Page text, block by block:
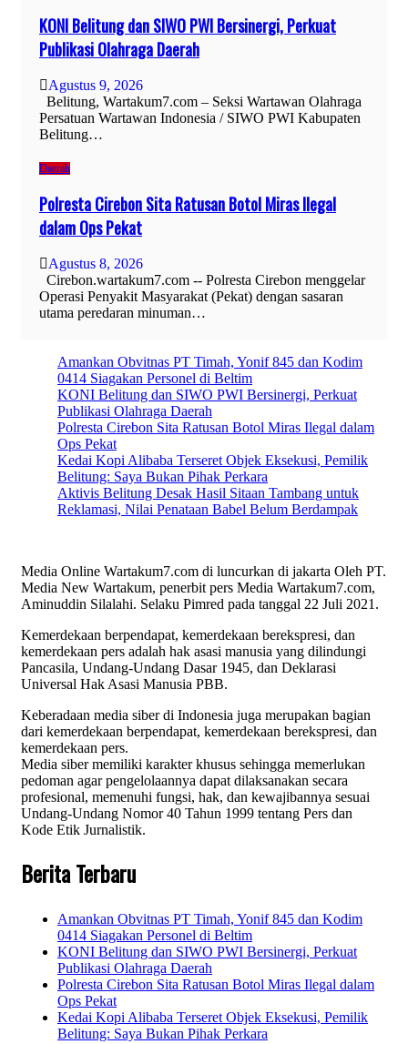
KONI Belitung dan SIWO PWI Bersinergi, Perkuat
Publikasi Olahraga Daerah
Agustus 9, 2026
Belitung, Wartakum7.com – Seksi Wartawan Olahraga
Persatuan Wartawan Indonesia / SIWO PWI Kabupaten
Belitung…
Daerah
Polresta Cirebon Sita Ratusan Botol Miras Ilegal
dalam Ops Pekat
Agustus 8, 2026
Cirebon.wartakum7.com -- Polresta Cirebon menggelar
Operasi Penyakit Masyarakat (Pekat) dengan sasaran
utama peredaran minuman…
Amankan Obvitnas PT Timah, Yonif 845 dan Kodim
0414 Siagakan Personel di Beltim
KONI Belitung dan SIWO PWI Bersinergi, Perkuat
Publikasi Olahraga Daerah
Polresta Cirebon Sita Ratusan Botol Miras Ilegal dalam
Ops Pekat
Kedai Kopi Alibaba Terseret Objek Eksekusi, Pemilik
Belitung: Saya Bukan Pihak Perkara
Aktivis Belitung Desak Hasil Sitaan Tambang untuk
Reklamasi, Nilai Penataan Babel Belum Berdampak
Media Online Wartakum7.com di luncurkan di jakarta Oleh PT.
Media New Wartakum, penerbit pers Media Wartakum7.com,
Aminuddin Silalahi. Selaku Pimred pada tanggal 22 Juli 2021.
Kemerdekaan berpendapat, kemerdekaan berekspresi, dan
kemerdekaan pers adalah hak asasi manusia yang dilindungi
Pancasila, Undang-Undang Dasar 1945, dan Deklarasi
Universal Hak Asasi Manusia PBB.
Keberadaan media siber di Indonesia juga merupakan bagian
dari kemerdekaan berpendapat, kemerdekaan berekspresi, dan
kemerdekaan pers.
Media siber memiliki karakter khusus sehingga memerlukan
pedoman agar pengelolaannya dapat dilaksanakan secara
profesional, memenuhi fungsi, hak, dan kewajibannya sesuai
Undang-Undang Nomor 40 Tahun 1999 tentang Pers dan
Kode Etik Jurnalistik.
Berita Terbaru
Amankan Obvitnas PT Timah, Yonif 845 dan Kodim
0414 Siagakan Personel di Beltim
KONI Belitung dan SIWO PWI Bersinergi, Perkuat
Publikasi Olahraga Daerah
Polresta Cirebon Sita Ratusan Botol Miras Ilegal dalam
Ops Pekat
Kedai Kopi Alibaba Terseret Objek Eksekusi, Pemilik
Belitung: Saya Bukan Pihak Perkara